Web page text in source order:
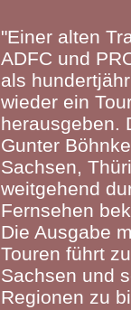
"Einer alten
ADFC und
als
wieder ein
herausgeben.
Gunter
Sachsen,
weitgehend
Fernsehen
Die Ausgabe
Touren führt
Sachsen und
Regionen zu